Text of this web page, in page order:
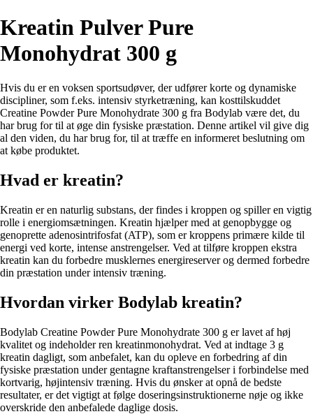
Kreatin Pulver Pure
Monohydrat 300 g
Hvis du er en voksen sportsudøver, der udfører korte og dynamiske
discipliner, som f.eks. intensiv styrketræning, kan kosttilskuddet
Creatine Powder Pure Monohydrate 300 g fra Bodylab være det, du
har brug for til at øge din fysiske præstation. Denne artikel vil give dig
al den viden, du har brug for, til at træffe en informeret beslutning om
at købe produktet.
Hvad er kreatin?
Kreatin er en naturlig substans, der findes i kroppen og spiller en vigtig
rolle i energiomsætningen. Kreatin hjælper med at genopbygge og
genoprette adenosintrifosfat (ATP), som er kroppens primære kilde til
energi ved korte, intense anstrengelser. Ved at tilføre kroppen ekstra
kreatin kan du forbedre musklernes energireserver og dermed forbedre
din præstation under intensiv træning.
Hvordan virker Bodylab kreatin?
Bodylab Creatine Powder Pure Monohydrate 300 g er lavet af høj
kvalitet og indeholder ren kreatinmonohydrat. Ved at indtage 3 g
kreatin dagligt, som anbefalet, kan du opleve en forbedring af din
fysiske præstation under gentagne kraftanstrengelser i forbindelse med
kortvarig, højintensiv træning. Hvis du ønsker at opnå de bedste
resultater, er det vigtigt at følge doseringsinstruktionerne nøje og ikke
overskride den anbefalede daglige dosis.